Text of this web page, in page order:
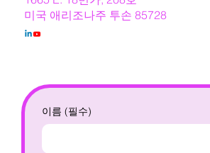
미국 애리조나주 투손 85728
이름 (필수)